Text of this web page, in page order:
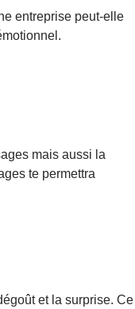
entreprise peut-elle
mais aussi la
te permettra
et la surprise. Ce